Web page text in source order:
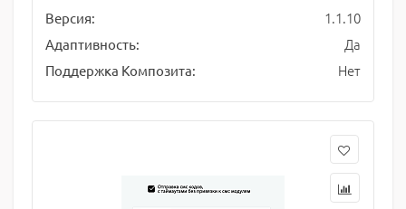
Версия: 1.1.10
Адаптивность: Да
Поддержка Композита: Нет